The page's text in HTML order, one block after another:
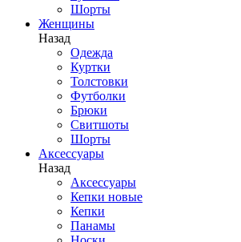
Шорты
Женщины
Назад
Одежда
Куртки
Толстовки
Футболки
Брюки
Свитшоты
Шорты
Аксессуары
Назад
Аксессуары
Кепки новые
Кепки
Панамы